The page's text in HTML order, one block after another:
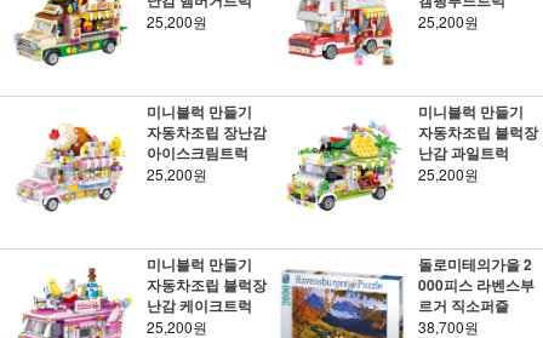
25,200원 25,200원
미니블럭 만들기
자동차조립 장난감
아이스크림트럭
25,200원
미니블럭 만들기
자동차조립 블럭장
난감 과일트럭
25,200원
미니블럭 만들기
자동차조립 블럭장
난감 케이크트럭
25,200원
돌로미테의가을 2
000피스 라벤스부
르거 직소퍼즐
38,700원